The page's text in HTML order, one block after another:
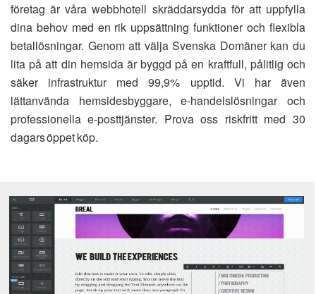
företag är våra webbhotell skräddarsydda för att uppfylla
dina behov med en rik uppsättning funktioner och flexibla
betallösningar. Genom att välja Svenska Domäner kan du
lita på att din hemsida är byggd på en kraftfull, pålitlig och
säker infrastruktur med 99,9% upptid. Vi har även
lättanvända hemsidesbyggare, e-handelslösningar och
professionella e-posttjänster. Prova oss riskfritt med 30
dagars öppet köp.